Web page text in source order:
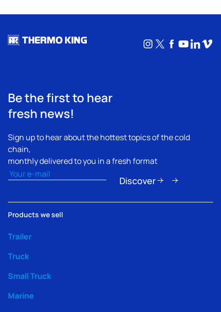
Instagram
X Facebook
Be the first to hear
fresh news!
Sign up to hear about the hottest topics of the cold
chain,
monthly delivered to you in a fresh format
Email (Obbligatorio)
Discover
Products we sell
Trailer
Truck
Small Truck
Marine